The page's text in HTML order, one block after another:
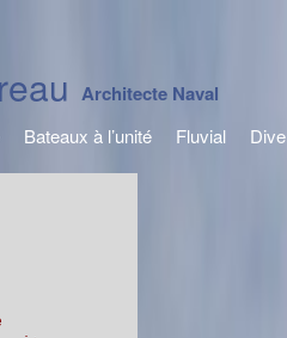
Architecte Naval
Bateaux à l’unité Fluvial